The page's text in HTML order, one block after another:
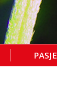
PASJE